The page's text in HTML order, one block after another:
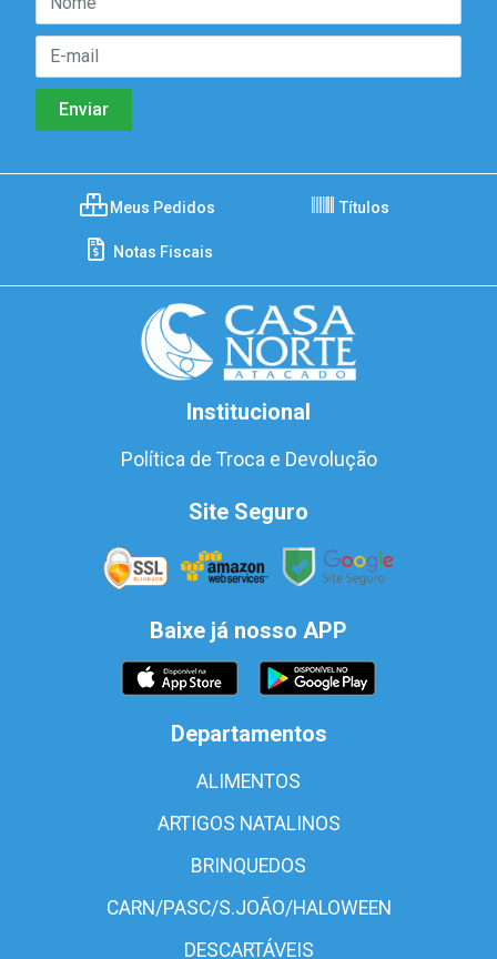
Meus Pedidos Títulos
Notas Fiscais
Institucional
Política de Troca e Devolução
Site Seguro
Baixe já nosso APP
Departamentos
ALIMENTOS
ARTIGOS NATALINOS
BRINQUEDOS
CARN/PASC/S.JOÃO/HALOWEEN
DESCARTÁVEIS